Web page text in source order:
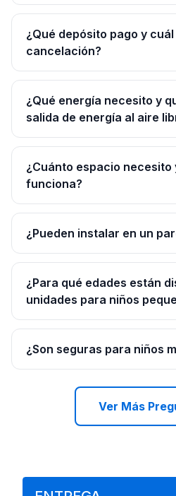
¿Qué depósito pago y
cancelación?
¿Qué energía necesito y
salida de energía al aire
¿Cuánto espacio
funciona?
¿Pueden instalar en un
¿Para qué edades están
unidades para niños
¿Son seguras para niños
Ver Más